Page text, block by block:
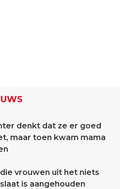
denkt dat ze er goed
maar toen kwam mama
vrouwen uit het niets
is aangehouden